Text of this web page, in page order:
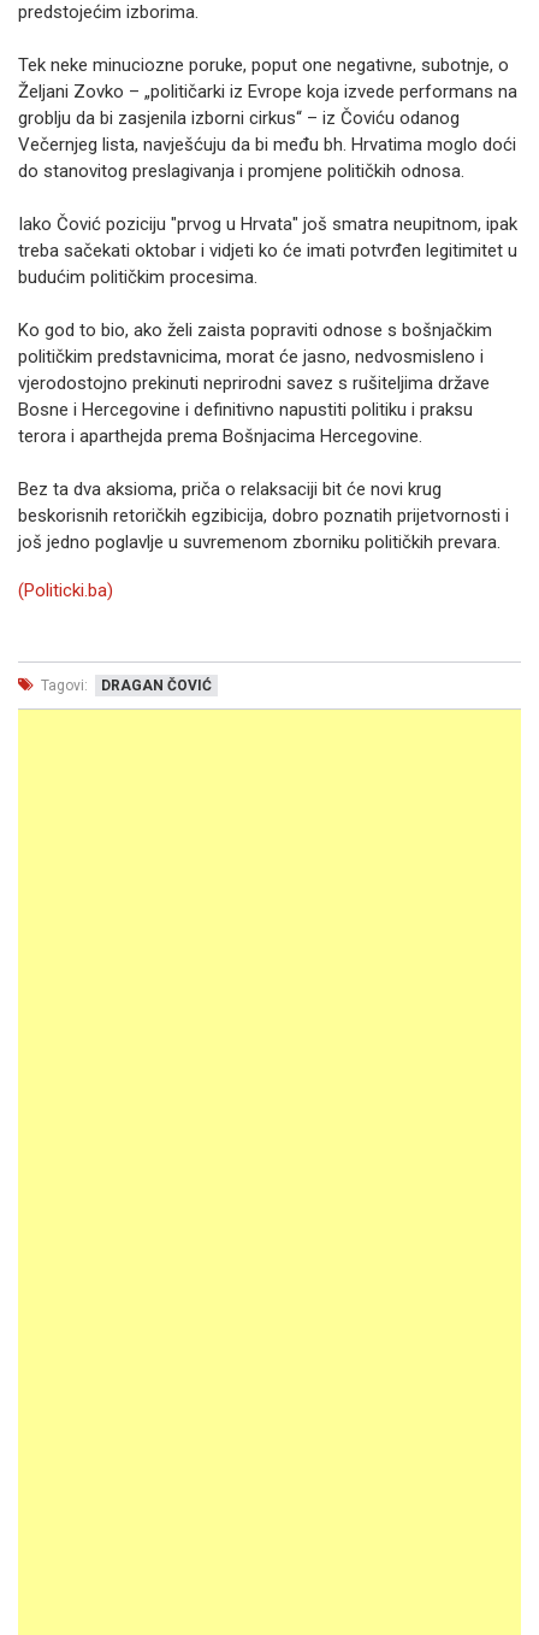
predstojećim izborima.
Tek neke minuciozne poruke, poput one negativne, subotnje, o
Željani Zovko – „političarki iz Evrope koja izvede performans na
groblju da bi zasjenila izborni cirkus“ – iz Čoviću odanog
Večernjeg lista, navješćuju da bi među bh. Hrvatima moglo doći
do stanovitog preslagivanja i promjene političkih odnosa.
Iako Čović poziciju "prvog u Hrvata" još smatra neupitnom, ipak
treba sačekati oktobar i vidjeti ko će imati potvrđen legitimitet u
budućim političkim procesima.
Ko god to bio, ako želi zaista popraviti odnose s bošnjačkim
političkim predstavnicima, morat će jasno, nedvosmisleno i
vjerodostojno prekinuti neprirodni savez s rušiteljima države
Bosne i Hercegovine i definitivno napustiti politiku i praksu
terora i aparthejda prema Bošnjacima Hercegovine.
Bez ta dva aksioma, priča o relaksaciji bit će novi krug
beskorisnih retoričkih egzibicija, dobro poznatih prijetvornosti i
još jedno poglavlje u suvremenom zborniku političkih prevara.
(Politicki.ba)
Tagovi: DRAGAN ČOVIĆ